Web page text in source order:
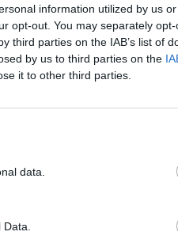
information utilized by us
opt-out. You may separately
third parties on the IAB’s list of
by us to third parties on the
it to other third parties.
data.
Esfuerzo
de Trevejo, al final
su integridad durante
y su entorno.
conocidos
en el puerto de Santa
como “Camino del
unas